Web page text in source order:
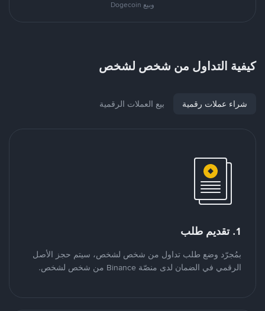
وبيع Dogecoin
كيفية التداول من شخص لشخص
شراء عملات رقمية بيع العملات الرقمية
1. تقديم طلب
بمُجرّد وضع طلب تداول من شخص لشخص، سيتم حجز الأصل
الرقمي في الضمان لدى منصّة Binance من شخص لشخص.